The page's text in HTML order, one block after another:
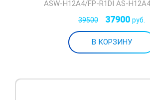
ASW-H12A4/FP-R1DI AS-
39500 37900 руб.